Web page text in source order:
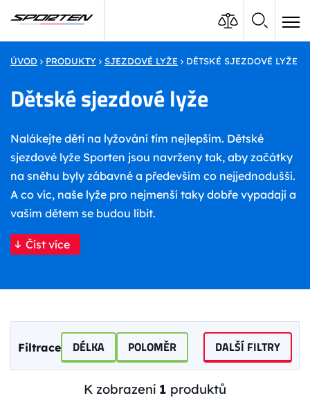
ÚVOD PRODUKTY SJEZDOVÉ LYŽE DĚTSKÉ SJEZDOVÉ LYŽE
Dětské sjezdové lyže
Nalákejte děti na lyžování tím nejlepším. Dětské
sjezdové lyže Sporten jsou navrženy tak, aby začátky
na sněhu byly zábavné a především co nejjednodušší.
A co víc, naše lyže pro nejmenší taky dobře vypadají a
vašim dětem se budou líbit.
Číst více
Filtrace DÉLKA POLOMĚR DALŠÍ FILTRY
K zobrazení 1 produktů